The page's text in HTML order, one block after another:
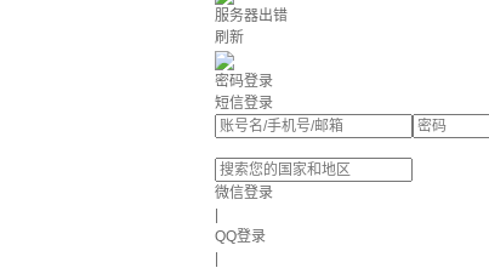
服务器出错
刷新
密码登录
短信登录
微信登录
QQ登录